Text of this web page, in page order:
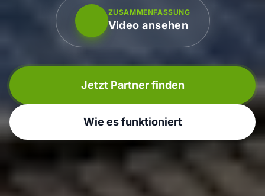
ZUSAMMENFASSUNG
Video ansehen
Jetzt Partner finden
Wie es funktioniert